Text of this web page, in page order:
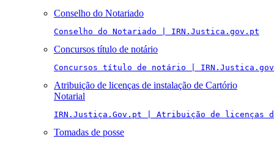
Conselho do Notariado
Conselho do Notariado | IRN.Justica.gov.pt
Concursos título de notário
Concursos título de notário |
Atribuição de licenças de instalação de Cartório
Notarial
IRN.Justiça.Gov.pt | Atribuição de licenças
Tomadas de posse